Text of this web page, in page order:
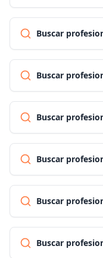
Buscar
Buscar
Buscar
Buscar
Buscar
Buscar